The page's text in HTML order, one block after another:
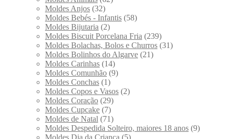
Moldes Anjos (32)
Moldes Bebés - Infantis (58)
Moldes Bijutaria (2)
Moldes Biscuit Porcelana Fria (239)
Moldes Bolachas, Bolos e Churros (31)
Moldes Bolinhos do Algarve (21)
Moldes Carinhas (14)
Moldes Comunhão (9)
Moldes Conchas (1)
Moldes Copos e Vasos (2)
Moldes Coração (29)
Moldes Cupcake (7)
Moldes de Natal (71)
Moldes Despedida Solteiro, maiores 18 anos (9)
Moldes Dia da Criança (5)